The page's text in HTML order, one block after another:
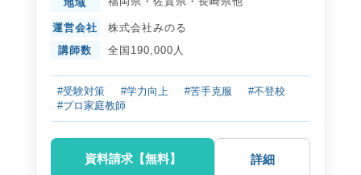
地域
運営会社
株式会社みのる
講師数
全国190,000人
#受験対策 #学力向上 #苦手克服
#不登校
#プロ家庭教師
資料請求【無料】 詳細